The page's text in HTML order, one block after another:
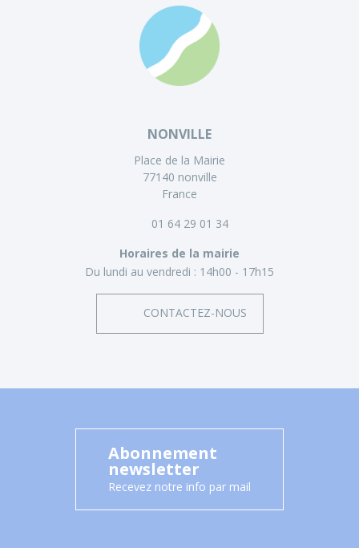
NONVILLE
Place de la Mairie
77140 nonville
France
01 64 29 01 34
Horaires de la mairie
Du lundi au vendredi : 14h00 - 17h15
CONTACTEZ-NOUS
Abonnement
newsletter
Recevez notre info par mail